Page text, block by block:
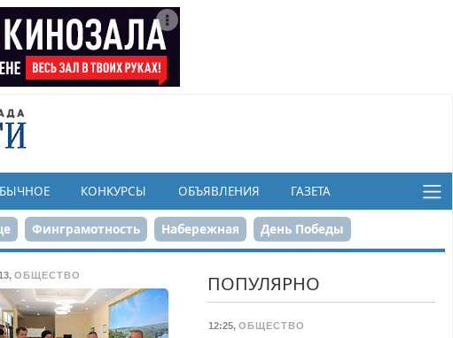
КОНКУРСЫ ОБЪЯВЛЕНИЯ ГАЗЕТА
Финграмотность Набережная День Победы
летчиков
, ОБЩЕСТВО ПОПУЛЯРНО
12:25, ОБЩЕСТВО